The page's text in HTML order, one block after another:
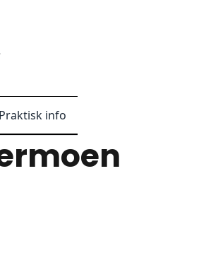
Praktisk info